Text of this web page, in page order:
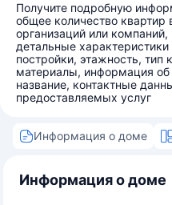
Получите подробную
общее количество квартир
организаций или
детальные
постройки, этажность, тип
материалы, информация
название, контактные
предоставляемых услуг
Информация о доме
Информация о доме